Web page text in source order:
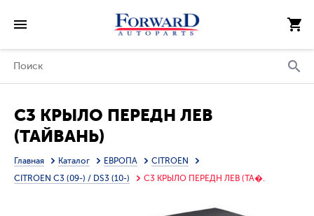
C3 КРЫЛО ПЕРЕДН ЛЕВ
(ТАЙВАНЬ)
Главная Каталог ЕВРОПА
CITROEN
CITROEN C3 (09-) / DS3 (10-)
C3 КРЫЛО ПЕРЕДН ЛЕВ (ТА�.